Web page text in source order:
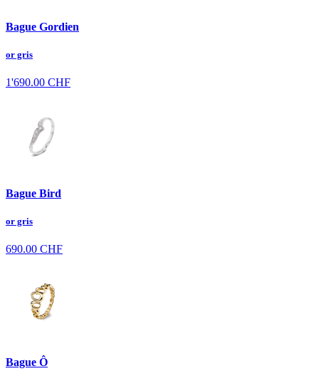
Bague Gordien
or gris
1'690.00 CHF
Bague Bird
or gris
690.00 CHF
Bague Ô